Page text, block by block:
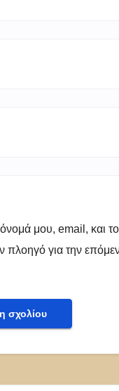
μου, email, και
πλοηγό για την